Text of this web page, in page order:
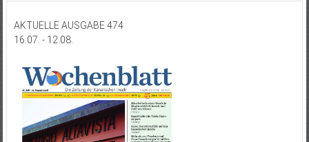
AKTUELLE AUSGABE 474
16.07. - 12.08.